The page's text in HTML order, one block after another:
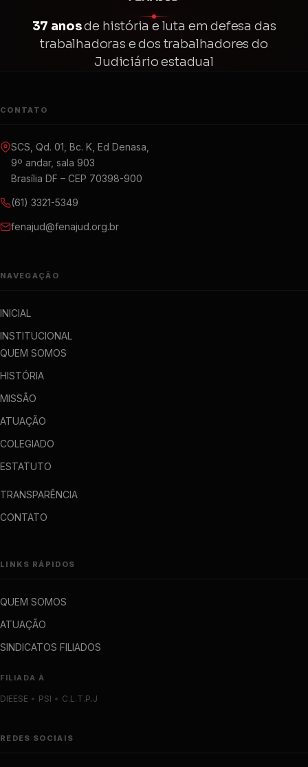
37 anosde história e luta em defesa das
trabalhadoras e dos trabalhadores do
Judiciário estadual
CONTATO
SCS, Qd. 01, Bc. K, Ed Denasa,
9º andar, sala 903
Brasília DF – CEP 70398-900
(61) 3321-5349
fenajud@fenajud.org.br
NAVEGAÇÃO
INICIAL
INSTITUCIONAL
QUEM SOMOS
HISTÓRIA
MISSÃO
ATUAÇÃO
COLEGIADO
ESTATUTO
TRANSPARÊNCIA
CONTATO
LINKS RÁPIDOS
QUEM SOMOS
ATUAÇÃO
SINDICATOS FILIADOS
FILIADA À
DIEESE • PSI • C.L.T.P.J
REDES SOCIAIS